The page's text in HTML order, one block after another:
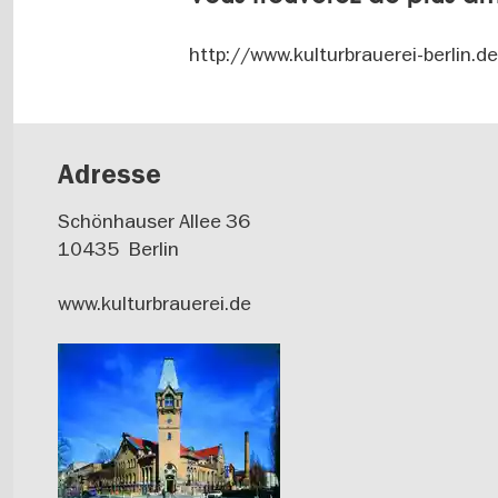
http://www.kulturbrauerei-berlin.de
Adresse
Schönhauser Allee 36
10435 Berlin
www.kulturbrauerei.de